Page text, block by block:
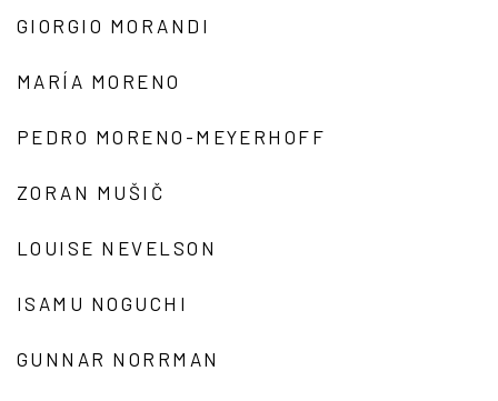
GIORGIO MORANDI
MARÍA MORENO
PEDRO MORENO-MEYERHOFF
ZORAN MUŠIČ
LOUISE NEVELSON
ISAMU NOGUCHI
GUNNAR NORRMAN